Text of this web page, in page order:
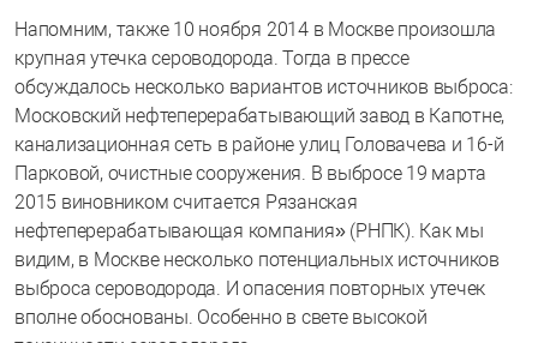
Напомним, также 10 ноября 2014 в Москве произошла
крупная утечка сероводорода. Тогда в прессе
обсуждалось несколько вариантов источников выброса:
Московский нефтеперерабатывающий завод в Капотне,
канализационная сеть в районе улиц Головачева и 16-й
Парковой, очистные сооружения. В выбросе 19 марта
2015 виновником считается Рязанская
нефтеперерабатывающая компания» (РНПК). Как мы
видим, в Москве несколько потенциальных источников
выброса сероводорода. И опасения повторных утечек
вполне обоснованы. Особенно в свете высокой